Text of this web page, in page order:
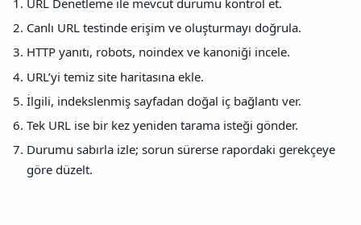
Canlı URL testinde erişim ve oluşturmayı doğrula.
HTTP yanıtı, robots, noindex ve kanoniği incele.
URL’yi temiz site haritasına ekle.
İlgili, indekslenmiş sayfadan doğal iç bağlantı ver.
Tek URL ise bir kez yeniden tarama isteği gönder.
Durumu sabırla izle; sorun sürerse rapordaki gerekçeye
göre düzelt.